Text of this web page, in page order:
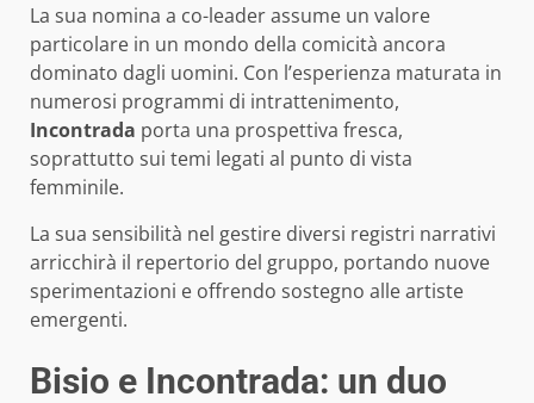
La sua nomina a co-leader assume un valore
particolare in un mondo della comicità ancora
dominato dagli uomini. Con l’esperienza maturata in
numerosi programmi di intrattenimento,
Incontrada porta una prospettiva fresca,
soprattutto sui temi legati al punto di vista
femminile.
La sua sensibilità nel gestire diversi registri narrativi
arricchirà il repertorio del gruppo, portando nuove
sperimentazioni e offrendo sostegno alle artiste
emergenti.
Bisio e Incontrada: un duo